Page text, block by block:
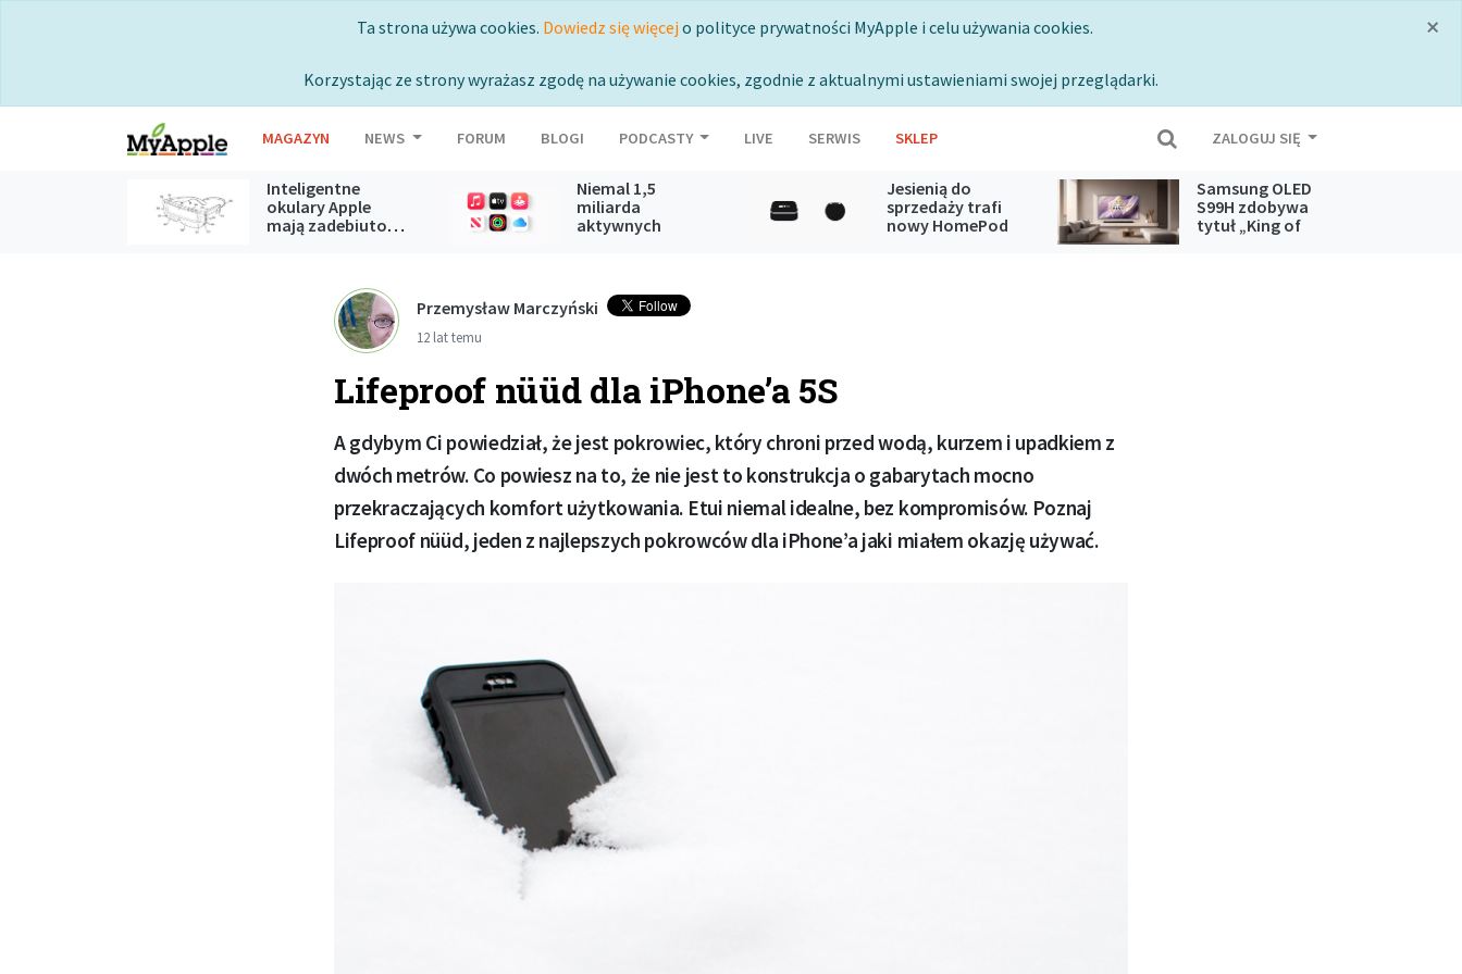
×
Ta strona używa cookies. Dowiedz się więcej o polityce prywatności MyApple i celu używania cookies.
Korzystając ze strony wyrażasz zgodę na używanie cookies, zgodnie z aktualnymi ustawieniami swojej przeglądarki.
MAGAZYN NEWS FORUM BLOGI PODCASTY LIVE SERWIS SKLEP ZALOGUJ SIĘ
Inteligentne
okulary Apple
mają zadebiutować podczas
WWDC 2027
Niemal 1,5
miliarda
aktywnych
Jesienią do
sprzedaży trafi
nowy HomePod
Samsung OLED
S99H zdobywa
tytuł „King of
Przemysław Marczyński
12 lat temu
Lifeproof nüüd dla iPhone’a 5S
A gdybym Ci powiedział, że jest pokrowiec, który chroni przed wodą, kurzem i upadkiem z
dwóch metrów. Co powiesz na to, że nie jest to konstrukcja o gabarytach mocno
przekraczających komfort użytkowania. Etui niemal idealne, bez kompromisów. Poznaj
Lifeproof nüüd, jeden z najlepszych pokrowców dla iPhone’a jaki miałem okazję używać.